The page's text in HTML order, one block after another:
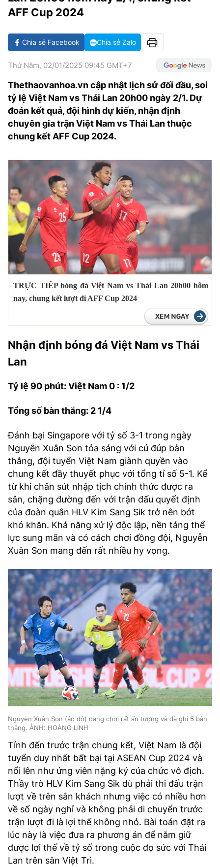
GOLF
CÁC CÚP CHÂU ÂU
GIẢI TRÍ
CÔNG NGHIỆP VĂN HÓA
X-QUANG TIN ĐỒN
VIẾT LẠI ƯỚC MƠ
PHIM
ÂM NHẠC
DU LỊCH
TIN TỨC
ẢNH
ẨM THỰC
TƯ VẤN
THẾ GIỚI SAO
HIGHTECH
TIÊU ĐIỂM - SPOTLIGHT
BẠN CẦN BIẾT
E-MAGAZINE
ẢNH
BÁO GIẤY
TRA CỨU PHƯỜNG XÃ
CỐNG HIẾN
BÙI XUÂN PHÁI
TIỆN ÍCH
Hotline: 0981.119.189
MẠNG XÃ HỘI
AFF Cup 2024
Chia sẻ Facebook Chia sẻ Zalo
Thứ Năm, 02/01/2025 09:45 GMT+7
Thethaovanhoa.vn cập nhật lịch sử đối đầu, soi
tỷ lệ Việt Nam vs Thái Lan 20h00 ngày 2/1. Dự
đoán kết quả, đội hình dự kiến, nhận định
chuyên gia trận Việt Nam vs Thái Lan thuộc
chung kết AFF Cup 2024.
TRỰC TIẾP bóng đá Việt Nam vs Thái Lan 20h00 hôm
nay, chung kết lượt đi AFF Cup 2024
Nhận định bóng đá Việt Nam vs Thái
Lan
Tỷ lệ 90 phút: Việt Nam 0 : 1/2
Tổng số bàn thắng: 2 1/4
Đánh bại Singapore với tỷ số 3-1 trong ngày
Nguyễn Xuân Son tỏa sáng với cú đúp bàn
thắng, đội tuyển Việt Nam giành quyền vào
chung kết đầy thuyết phục với tổng tỉ số 5-1. Kể
từ khi chân sút nhập tịch chính thức được ra
sân, chặng đường đến với trận đấu quyết định
của đoàn quân HLV Kim Sang Sik trở nên bớt
khó khăn. Khả năng xử lý độc lập, nền tảng thể
lực sung mãn và có cách chơi đồng đội, Nguyễn
Xuân Son mang đến rất nhiều hy vọng.
Nguyễn Xuân Son (áo đỏ) đang chơi rất ấn tượng và đã ghi 5 bàn
thắng. ẢNH: HOÀNG LINH
Tính đến trước trận chung kết, Việt Nam là đội
tuyển duy nhất bất bại tại ASEAN Cup 2024 và
nổi lên như ứng viên nặng ký của chức vô địch.
Thầy trò HLV Kim Sang Sik dù phải thi đấu trận
lượt về trên sân khách nhưng việc có nhiều hơn
về số ngày nghỉ và không phải di chuyển trước
trận lượt đi là lợi thế không nhỏ. Bài toán đặt ra
lúc này là việc đưa ra phương án để nắm giữ
được lợi thế về tỷ số trong cuộc đọ sức với Thái
Lan trên sân Việt Trì.